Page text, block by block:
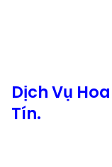
Dịch Vụ
Tín.